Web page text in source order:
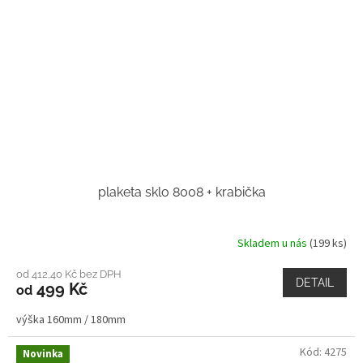
plaketa sklo 8008 + krabička
Skladem u nás (199 ks)
od 412,40 Kč bez DPH
od 499 Kč DETAIL
výška 160mm / 180mm
Novinka Kód: 4275